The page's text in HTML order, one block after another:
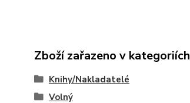
Zboží zařazeno v kategoriích
Knihy/Nakladatelé
Volný